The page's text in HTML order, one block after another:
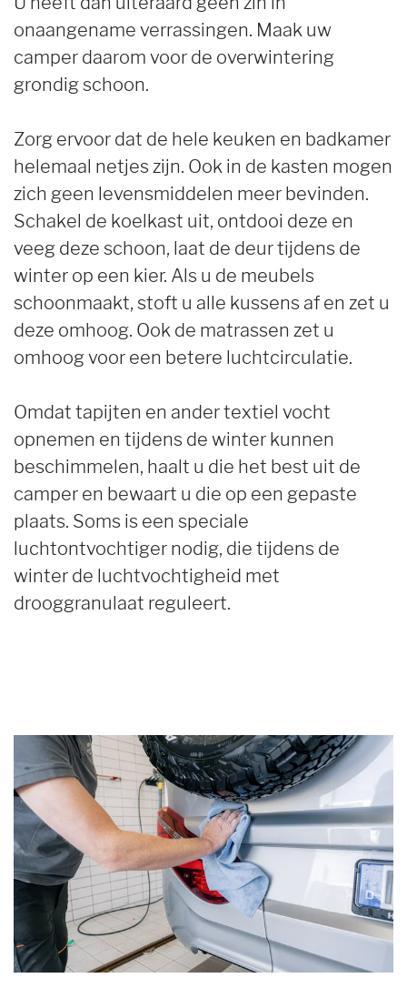
onaangename verrassingen. Maak uw
camper daarom voor de overwintering
grondig schoon.
Zorg ervoor dat de hele keuken en badkamer
helemaal netjes zijn. Ook in de kasten mogen
zich geen levensmiddelen meer bevinden.
Schakel de koelkast uit, ontdooi deze en
veeg deze schoon, laat de deur tijdens de
winter op een kier. Als u de meubels
schoonmaakt, stoft u alle kussens af en zet u
deze omhoog. Ook de matrassen zet u
omhoog voor een betere luchtcirculatie.
Omdat tapijten en ander textiel vocht
opnemen en tijdens de winter kunnen
beschimmelen, haalt u die het best uit de
camper en bewaart u die op een gepaste
plaats. Soms is een speciale
luchtontvochtiger nodig, die tijdens de
winter de luchtvochtigheid met
drooggranulaat reguleert.